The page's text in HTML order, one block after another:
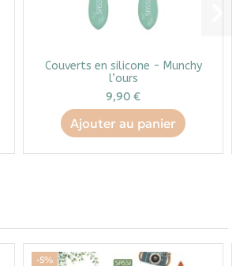
Couverts en silicone - Munchy
l’ours
9,90 €
Ajouter au panier
-5%